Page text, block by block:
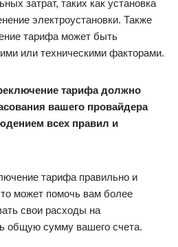
затрат, таких как установка
электроустановки. Также
тарифа может быть
или техническими факторами.
тарифа должно
вашего провайдера
всех правил и
тарифа правильно и
может помочь вам более
свои расходы на
общую сумму вашего счета.